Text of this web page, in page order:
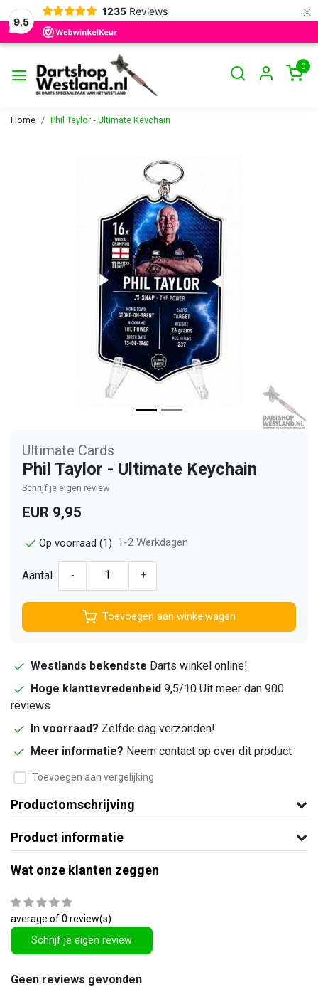
9,5
1235 Reviews ×
0
Home Phil Taylor - Ultimate Keychain
Ultimate Cards
Phil Taylor - Ultimate Keychain
Schrijf je eigen review
EUR 9,95
Op voorraad (1) 1-2 Werkdagen
Aantal - +
Toevoegen aan winkelwagen
Westlands bekendste Darts winkel online!
Hoge klanttevredenheid 9,5/10 Uit meer dan 900
reviews
In voorraad? Zelfde dag verzonden!
Meer informatie? Neem contact op over dit product
Toevoegen aan vergelijking
Productomschrijving
Product informatie
Wat onze klanten zeggen
average of 0 review(s)
Schrijf je eigen review
Geen reviews gevonden